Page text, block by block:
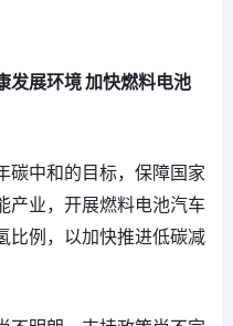
发展环境加快燃料电池
中和的目标，保障国家
产业，开展燃料电池汽车
比例，以加快推进低碳减